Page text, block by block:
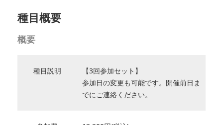
種目概要
概要
種目説明
【3回参加セット】
参加日の変更も可能です。開催前日ま
でにご連絡ください。